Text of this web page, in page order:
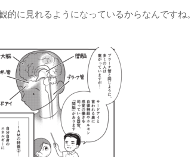
的に見れるようになっているからなんですね。